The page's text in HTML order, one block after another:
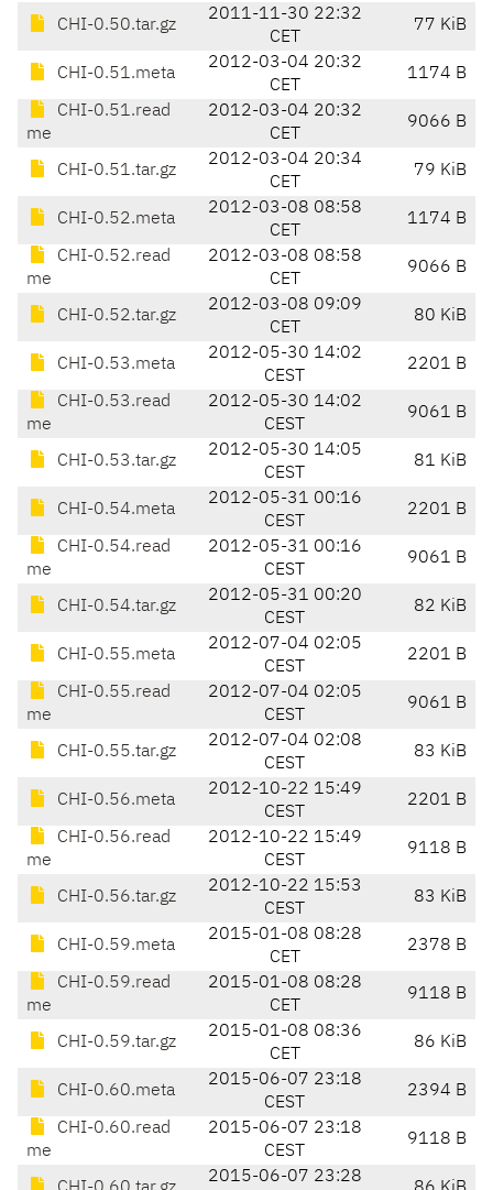
CHI-0.50.tar.gz
2011-11-30 22:32
CET
77 KiB
CHI-0.51.meta
2012-03-04 20:32
CET
1174 B
CHI-0.51.read
me
2012-03-04 20:32
CET
9066 B
CHI-0.51.tar.gz
2012-03-04 20:34
CET
79 KiB
CHI-0.52.meta
2012-03-08 08:58
CET
1174 B
CHI-0.52.read
me
2012-03-08 08:58
CET
9066 B
CHI-0.52.tar.gz
2012-03-08 09:09
CET
80 KiB
CHI-0.53.meta
2012-05-30 14:02
CEST
2201 B
CHI-0.53.read
me
2012-05-30 14:02
CEST
9061 B
CHI-0.53.tar.gz
2012-05-30 14:05
CEST
81 KiB
CHI-0.54.meta
2012-05-31 00:16
CEST
2201 B
CHI-0.54.read
me
2012-05-31 00:16
CEST
9061 B
CHI-0.54.tar.gz
2012-05-31 00:20
CEST
82 KiB
CHI-0.55.meta
2012-07-04 02:05
CEST
2201 B
CHI-0.55.read
me
2012-07-04 02:05
CEST
9061 B
CHI-0.55.tar.gz
2012-07-04 02:08
CEST
83 KiB
CHI-0.56.meta
2012-10-22 15:49
CEST
2201 B
CHI-0.56.read
me
2012-10-22 15:49
CEST
9118 B
CHI-0.56.tar.gz
2012-10-22 15:53
CEST
83 KiB
CHI-0.59.meta
2015-01-08 08:28
CET
2378 B
CHI-0.59.read
me
2015-01-08 08:28
CET
9118 B
CHI-0.59.tar.gz
2015-01-08 08:36
CET
86 KiB
CHI-0.60.meta
2015-06-07 23:18
CEST
2394 B
CHI-0.60.read
me
2015-06-07 23:18
CEST
9118 B
2015-06-07 23:28